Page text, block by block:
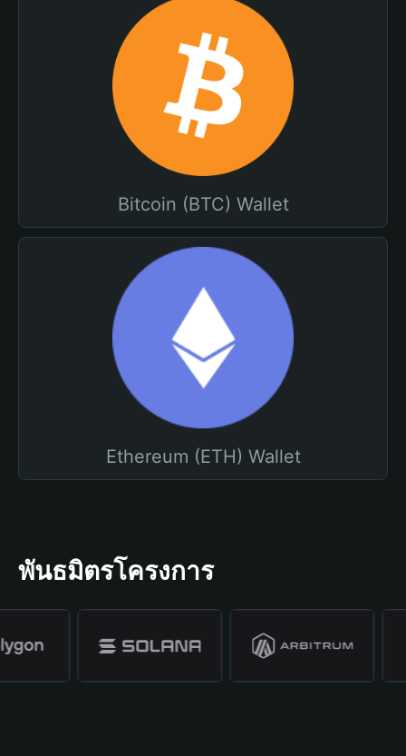
Bitcoin (BTC) Wallet
Ethereum (ETH) Wallet
พันธมิตรโครงการ